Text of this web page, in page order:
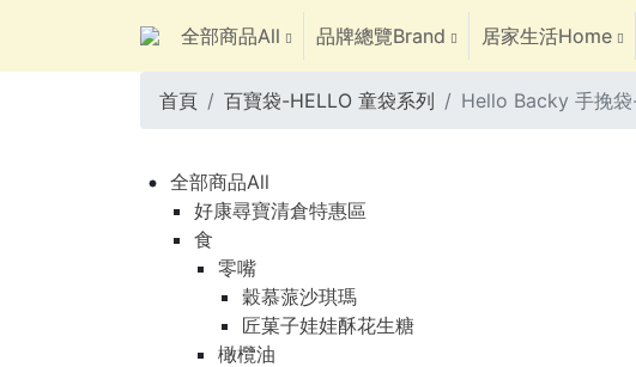
全部商品All 品牌總覽Brand 居家生活Home
首頁 百寶袋-HELLO 童袋系列 Hello Backy 手挽
全部商品All
好康尋寶清倉特惠區
食
零嘴
穀慕蒎沙琪瑪
匠菓子娃娃酥花生糖
橄欖油